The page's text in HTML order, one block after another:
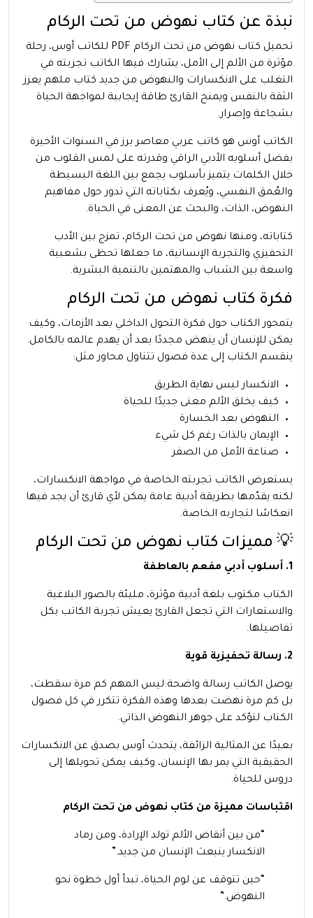
نبذة عن كتاب نهوض من تحت الركام
تحميل كتاب نهوض من تحت الركام PDF للكاتب أوس، رحلة
مؤثرة من الألم إلى الأمل، يشارك فيها الكاتب تجربته في
التغلب على الانكسارات والنهوض من جديد كتاب ملهم يعزز
الثقة بالنفس ويمنح القارئ طاقة إيجابية لمواجهة الحياة
بشجاعة وإصرار.
الكاتب أوس هو كاتب عربي معاصر برز في السنوات الأخيرة
بفضل أسلوبه الأدبي الراقي وقدرته على لمس القلوب من
خلال الكلمات يتميز بأسلوب يجمع بين اللغة البسيطة
والعُمق النفسي، ويُعرف بكتاباته التي تدور حول مفاهيم
النهوض، الذات، والبحث عن المعنى في الحياة.
كتاباته، ومنها نهوض من تحت الركام، تمزج بين الأدب
التحفيزي والتجربة الإنسانية، ما جعلها تحظى بشعبية
واسعة بين الشباب والمهتمين بالتنمية البشرية.
فكرة كتاب نهوض من تحت الركام
يتمحور الكتاب حول فكرة التحول الداخلي بعد الأزمات، وكيف
يمكن للإنسان أن ينهض مجددًا بعد أن يهدم عالمه بالكامل.
ينقسم الكتاب إلى عدة فصول تتناول محاور مثل:
الانكسار ليس نهاية الطريق
كيف يخلق الألم معنى جديدًا للحياة
النهوض بعد الخسارة
الإيمان بالذات رغم كل شيء
صناعة الأمل من الصفر
يستعرض الكاتب تجربته الخاصة في مواجهة الانكسارات،
لكنه يقدّمها بطريقة أدبية عامة يمكن لأي قارئ أن يجد فيها
انعكاسًا لتجاربه الخاصة.
💡 مميزات كتاب نهوض من تحت الركام
1. أسلوب أدبي مفعم بالعاطفة
الكتاب مكتوب بلغة أدبية مؤثرة، مليئة بالصور البلاغية
والاستعارات التي تجعل القارئ يعيش تجربة الكاتب بكل
تفاصيلها.
2. رسالة تحفيزية قوية
يوصل الكاتب رسالة واضحة:ليس المهم كم مرة سقطت،
بل كم مرة نهضت بعدها وهذه الفكرة تتكرر في كل فصول
الكتاب لتؤكد على جوهر النهوض الذاتي.
بعيدًا عن المثالية الزائفة، يتحدث أوس بصدق عن الانكسارات
الحقيقية التي يمر بها الإنسان، وكيف يمكن تحويلها إلى
دروس للحياة.
اقتباسات مميزة من كتاب نهوض من تحت الركام
“من بين أنقاض الألم تولد الإرادة، ومن رماد
الانكسار ينبعث الإنسان من جديد.”
“حين تتوقف عن لوم الحياة، تبدأ أول خطوة نحو
النهوض.”